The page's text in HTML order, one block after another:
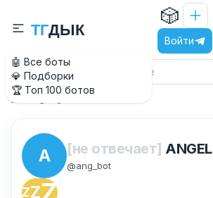
🤖 Все боты
💎 Подборки
🏆 Топ 100 ботов
ТГДЫК
🎲
Войти
Главная
A
ZZ
[не отвечает] ANGEL
@ang_bot